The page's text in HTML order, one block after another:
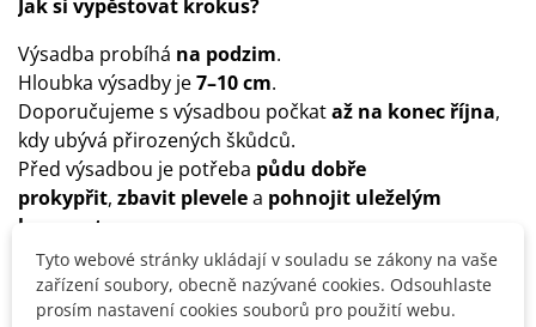
Jak si vypěstovat krokus?
Výsadba probíhá na podzim.
Hloubka výsadby je7–10 cm.
Doporučujeme s výsadbou počkataž na konec října,
kdy ubývá přirozených škůdců.
Před výsadbou je potřeba půdu dobře
prokypřit, zbavit plevelea pohnojit uleželým
kompostem
Přihnojujeme každoročněkompostem, nebo můžete
přidat ledek amonný.
Stanoviště volímeslunečné.
Tyto webové stránky ukládají v souladu se zákony na vaše
zařízení soubory, obecně nazývané cookies. Odsouhlaste
prosím nastavení cookies souborů pro použití webu.